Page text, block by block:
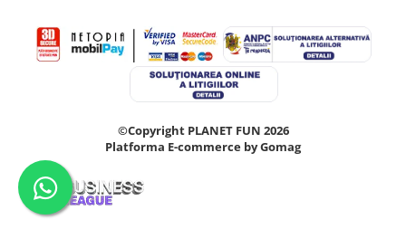
©Copyright PLANET FUN 2026
Platforma E-commerce by Gomag